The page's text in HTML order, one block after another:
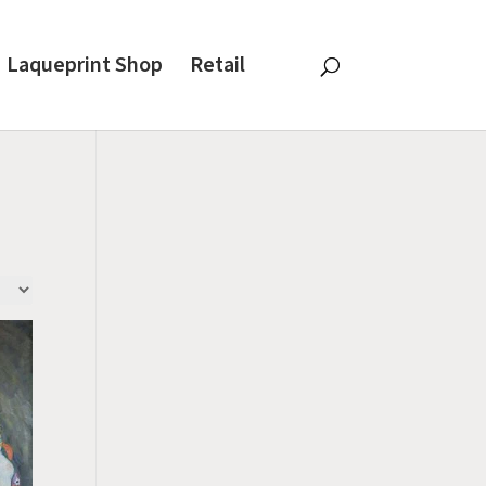
Laqueprint Shop Retail